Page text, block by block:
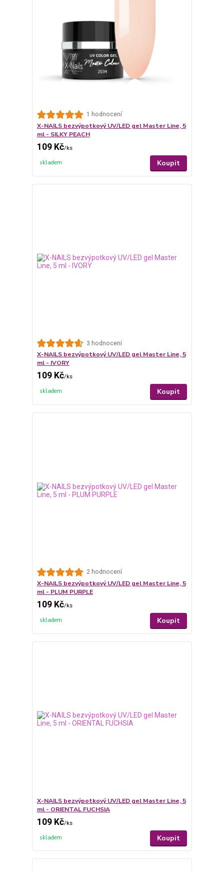
1 hodnocení
X-NAILS bezvýpotkový UV/LED gel Master Line, 5
ml - SILKY PEACH
109 Kč/ks
skladem Koupit
3 hodnocení
X-NAILS bezvýpotkový UV/LED gel Master Line, 5
ml - IVORY
109 Kč/ks
skladem Koupit
2 hodnocení
X-NAILS bezvýpotkový UV/LED gel Master Line, 5
ml - PLUM PURPLE
109 Kč/ks
skladem Koupit
X-NAILS bezvýpotkový UV/LED gel Master Line, 5
ml - ORIENTAL FUCHSIA
109 Kč/ks
skladem Koupit